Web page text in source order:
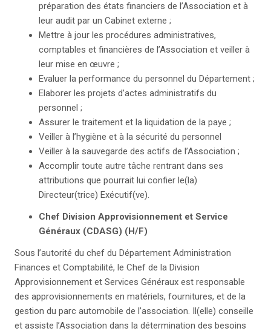
préparation des états financiers de l’Association et à
leur audit par un Cabinet externe ;
Mettre à jour les procédures administratives,
comptables et financières de l’Association et veiller à
leur mise en œuvre ;
Evaluer la performance du personnel du Département ;
Elaborer les projets d’actes administratifs du
personnel ;
Assurer le traitement et la liquidation de la paye ;
Veiller à l’hygiène et à la sécurité du personnel
Veiller à la sauvegarde des actifs de l’Association ;
Accomplir toute autre tâche rentrant dans ses
attributions que pourrait lui confier le(la)
Directeur(trice) Exécutif(ve).
Chef Division Approvisionnement et Service
Généraux (CDASG) (H/F)
Sous l’autorité du chef du Département Administration
Finances et Comptabilité, le Chef de la Division
Approvisionnement et Services Généraux est responsable
des approvisionnements en matériels, fournitures, et de la
gestion du parc automobile de l’association. Il(elle) conseille
et assiste l’Association dans la détermination des besoins